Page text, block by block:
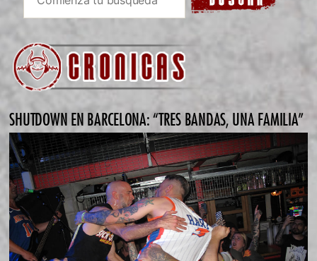
SHUTDOWN EN BARCELONA: “TRES BANDAS, UNA FAMILIA”